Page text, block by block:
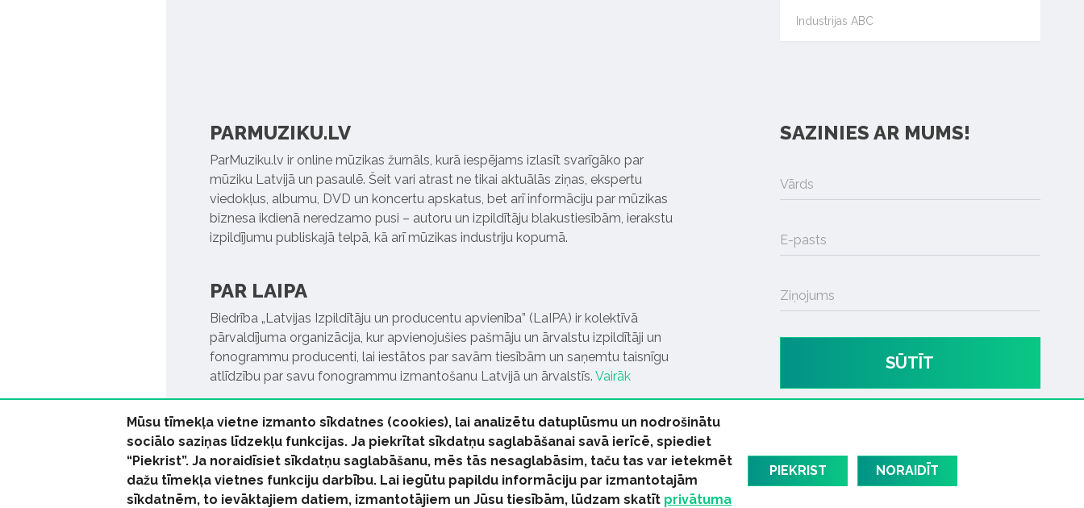
Industrijas ABC
PARMUZIKU.LV
ParMuziku.lv ir online mūzikas žurnāls, kurā iespējams izlasīt svarīgāko par
mūziku Latvijā un pasaulē. Šeit vari atrast ne tikai aktuālās ziņas, ekspertu
viedokļus, albumu, DVD un koncertu apskatus, bet arī informāciju par mūzikas
biznesa ikdienā neredzamo pusi – autoru un izpildītāju blakustiesībām, ierakstu
izpildījumu publiskajā telpā, kā arī mūzikas industriju kopumā.
PAR LAIPA
Biedrība „Latvijas Izpildītāju un producentu apvienība” (LaIPA) ir kolektīvā
pārvaldījuma organizācija, kur apvienojušies pašmāju un ārvalstu izpildītāji un
fonogrammu producenti, lai iestātos par savām tiesībām un saņemtu taisnīgu
atlīdzību par savu fonogrammu izmantošanu Latvijā un ārvalstīs. Vairāk
SAZINIES AR MUMS!
Vārds
E-pasts
Ziņojums
SŪTĪT
© 2026 parmuziku.lv, visas tiesības paturētas
Mūsu tīmekļa vietne izmanto sīkdatnes (cookies), lai analizētu datuplūsmu un nodrošinātu
sociālo saziņas līdzekļu funkcijas. Ja piekrītat sīkdatņu saglabāšanai savā ierīcē, spiediet
“Piekrist”. Ja noraidīsiet sīkdatņu saglabāšanu, mēs tās nesaglabāsim, taču tas var ietekmēt
dažu tīmekļa vietnes funkciju darbību. Lai iegūtu papildu informāciju par izmantotajām
sīkdatnēm, to ievāktajiem datiem, izmantotājiem un Jūsu tiesībām, lūdzam skatīt privātuma
PIEKRIST NORAIDĪT